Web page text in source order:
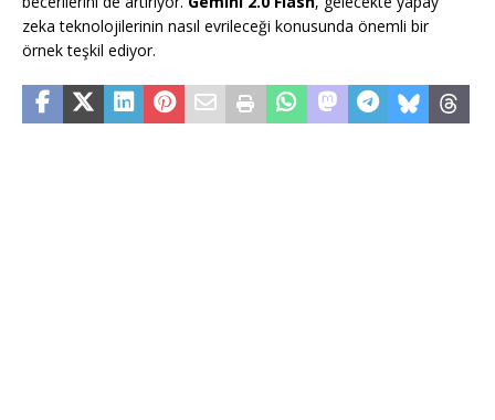
zeka teknolojilerinin nasıl evrileceği konusunda önemli bir
örnek teşkil ediyor.